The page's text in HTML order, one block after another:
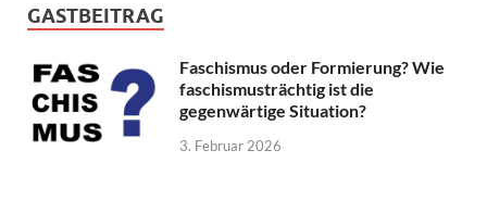
GASTBEITRAG
Faschismus oder Formierung? Wie
faschismusträchtig ist die
gegenwärtige Situation?
3. Februar 2026